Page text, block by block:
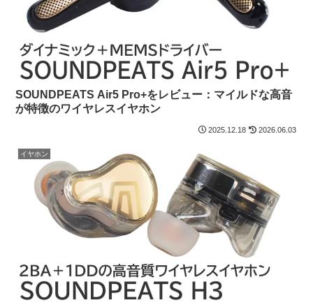
SOUNDPEATS Air5 Pro+をレビュー：マイルドな高音
が特徴のワイヤレスイヤホン
2025.12.18 2026.06.03
イヤホン